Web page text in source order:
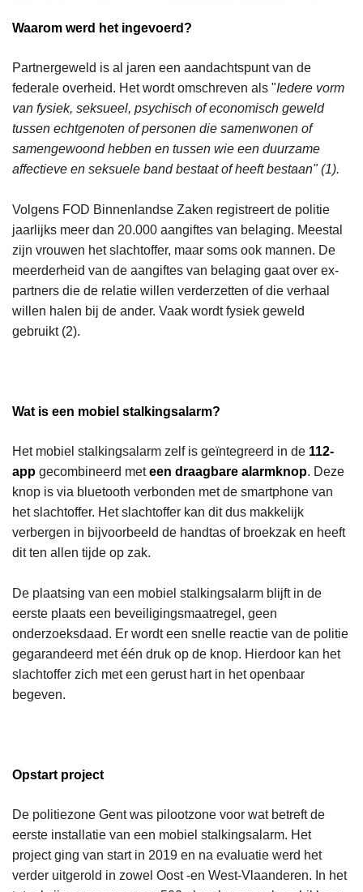
Waarom werd het ingevoerd?
Partnergeweld is al jaren een aandachtspunt van de
federale overheid. Het wordt omschreven als "Iedere vorm
van fysiek, seksueel, psychisch of economisch geweld
tussen echtgenoten of personen die samenwonen of
samengewoond hebben en tussen wie een duurzame
affectieve en seksuele band bestaat of heeft bestaan" (1).
Volgens FOD Binnenlandse Zaken registreert de politie
jaarlijks meer dan 20.000 aangiftes van belaging. Meestal
zijn vrouwen het slachtoffer, maar soms ook mannen. De
meerderheid van de aangiftes van belaging gaat over ex-
partners die de relatie willen verderzetten of die verhaal
willen halen bij de ander. Vaak wordt fysiek geweld
gebruikt (2).
Wat is een mobiel stalkingsalarm?
Het mobiel stalkingsalarm zelf is geïntegreerd in de 112-
app gecombineerd meteen draagbare alarmknop. Deze
knop is via bluetooth verbonden met de smartphone van
het slachtoffer. Het slachtoffer kan dit dus makkelijk
verbergen in bijvoorbeeld de handtas of broekzak en heeft
dit ten allen tijde op zak.
De plaatsing van een mobiel stalkingsalarm blijft in de
eerste plaats een beveiligingsmaatregel, geen
onderzoeksdaad. Er wordt een snelle reactie van de politie
gegarandeerd met één druk op de knop. Hierdoor kan het
slachtoffer zich met een gerust hart in het openbaar
begeven.
Opstart project
De politiezone Gent was pilootzone voor wat betreft de
eerste installatie van een mobiel stalkingsalarm. Het
project ging van start in 2019 en na evaluatie werd het
verder uitgerold in zowel Oost -en West-Vlaanderen. In het